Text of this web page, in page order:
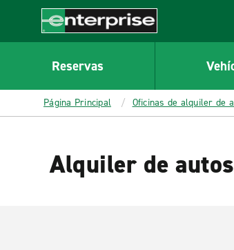
CONTENT
Enterprise
Reservas
Página Principal Oficinas de alquiler de
Alquiler de